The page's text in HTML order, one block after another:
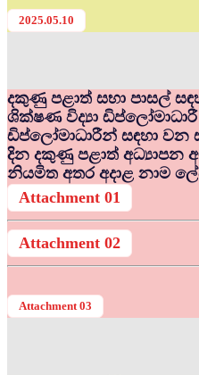
2025.05.10
දකුණු පළාත් සභා පාසල්
ශික්ෂණ විද්‍යා
ඩිප්ලෝමාධාරීන් සඳහා වන
දින දකුණු පළාත් අධ්‍යාපන
නියමිත අතර අදාළ නාම
Attachment 01
Attachment 02
Attachment 03